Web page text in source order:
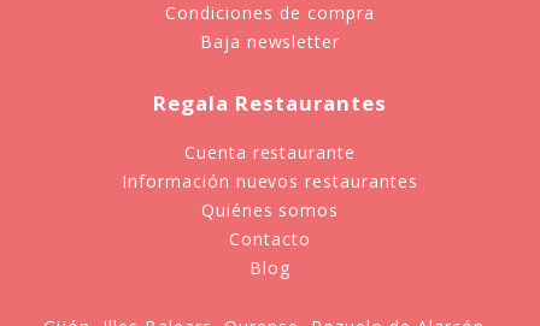
Condiciones de compra
Baja newsletter
Regala Restaurantes
Cuenta restaurante
Información nuevos restaurantes
Quiénes somos
Contacto
Blog